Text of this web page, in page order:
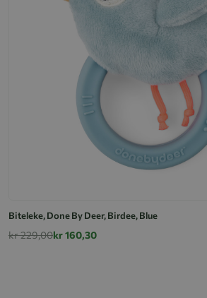
Biteleke, Done By Deer, Birdee, Blue
kr 229,00kr 160,30